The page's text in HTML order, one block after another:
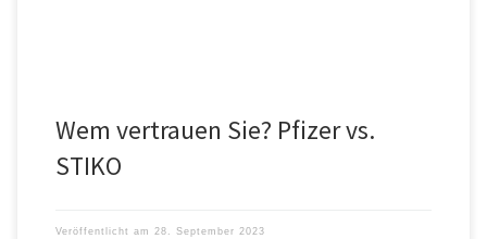
Wem vertrauen Sie? Pfizer vs.
STIKO
Veröffentlicht am 28. September 2023